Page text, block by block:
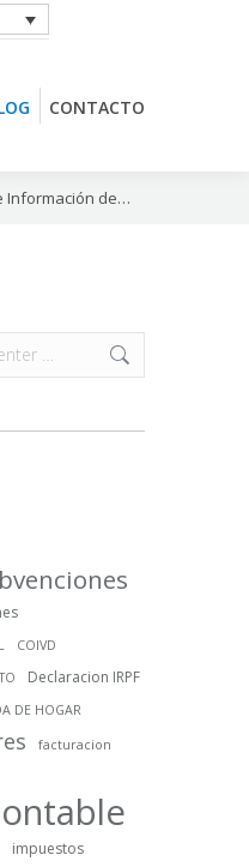
CONTACTO
Información de…
COIVD
Declaracion IRPF
DE HOGAR
facturacion
impuestos